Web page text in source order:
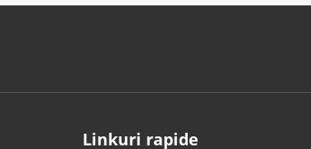
Linkuri rapide